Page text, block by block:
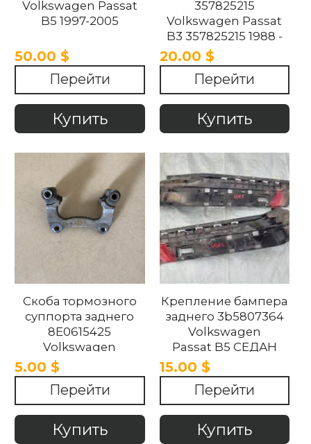
Volkswagen Passat
B5 1997-2005
50.00 $
Перейти
Купить
357825215
Volkswagen Passat
B3 357825215 1988 -
1993
20.00 $
Перейти
Купить
Скоба тормозного
суппорта заднего
8E0615425
Volkswagen
Passat B5 1997-2005
5.00 $
Перейти
Купить
Крепление бампера
заднего 3b5807364
Volkswagen
Passat B5 СЕДАН
1997-2005
15.00 $
Перейти
Купить